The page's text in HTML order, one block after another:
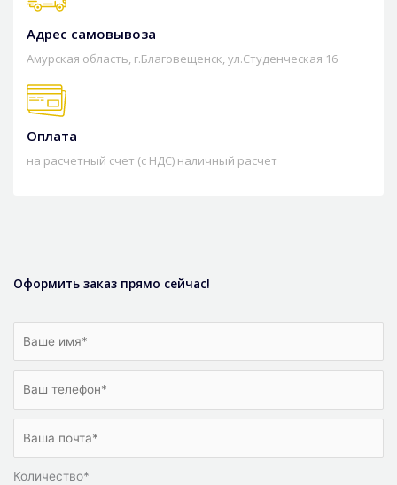
Адрес самовывоза
Амурская область, г.Благовещенск, ул.Студенческая 16
Оплата
на расчетный счет (с НДС) наличный расчет
Оформить заказ прямо сейчас!
Количество*